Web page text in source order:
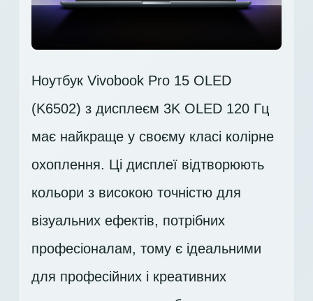
Ноутбук Vivobook Pro 15 OLED
(K6502) з дисплеєм 3K OLED 120 Гц
має найкраще у своєму класі колірне
охоплення. Ці дисплеї відтворюють
кольори з високою точністю для
візуальних ефектів, потрібних
професіоналам, тому є ідеальними
для професійних і креативних